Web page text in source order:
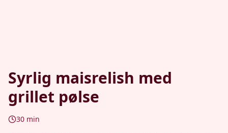
Syrlig maisrelish med
grillet pølse
30 min